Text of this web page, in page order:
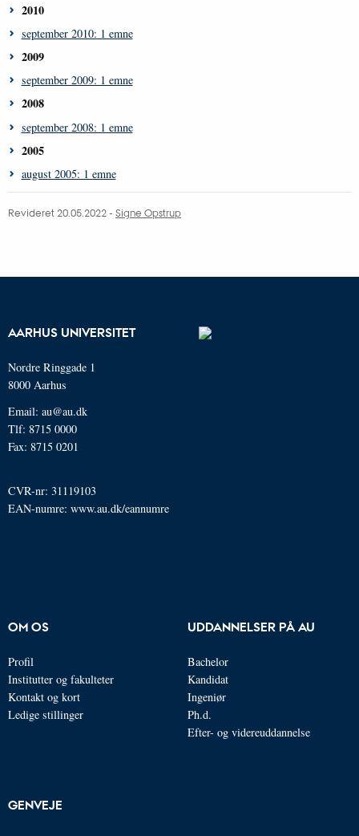
2010
september 2010: 1 emne
2009
september 2009: 1 emne
2008
september 2008: 1 emne
2005
august 2005: 1 emne
Revideret 20.05.2022 - Signe Opstrup
AARHUS UNIVERSITET
Nordre Ringgade 1
8000 Aarhus
Email: au@au.dk
Tlf: 8715 0000
Fax: 8715 0201
CVR-nr: 31119103
EAN-numre: www.au.dk/eannumre
OM OS
Profil
Institutter og fakulteter
Kontakt og kort
Ledige stillinger
UDDANNELSER PÅ AU
Bachelor
Kandidat
Ingeniør
Ph.d.
Efter- og videreuddannelse
GENVEJE